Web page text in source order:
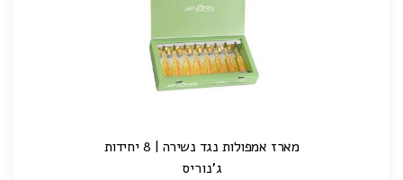
מארז אמפולות נגד נשירה | 8 יחידות
ג'נוריס